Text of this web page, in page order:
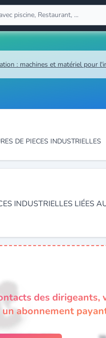
: machines et matériel pour
DE PIECES INDUSTRIELLES
INDUSTRIELLES LIÉES
des dirigeants,
un abonnement